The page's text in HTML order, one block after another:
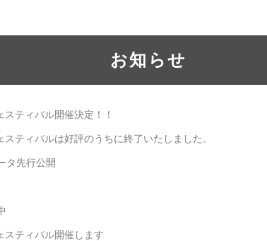
お知らせ
ティバル開催決定！！
ティバルは好評のうちに終了いたしました。
タ先行公開
ティバル開催します